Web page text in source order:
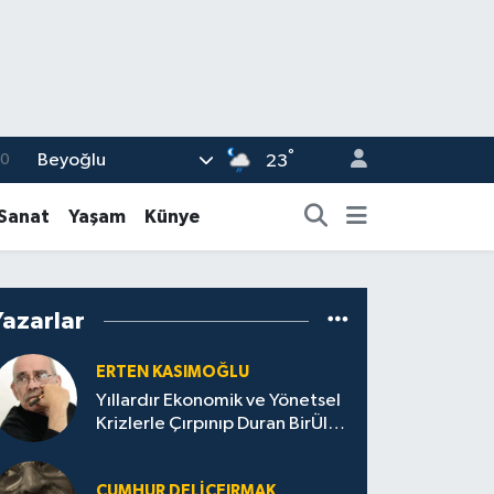
Beyoğlu 23°
Yaşam Künye
ERTEN KASIMOĞLU
Yıllardır Ekonomik ve Yönetsel
Krizlerle Çırpınıp Duran BirÜlke